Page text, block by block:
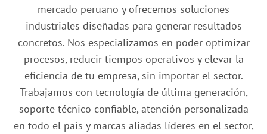
mercado peruano y ofrecemos soluciones
industriales diseñadas para generar resultados
concretos. Nos especializamos en poder optimizar
procesos, reducir tiempos operativos y elevar la
eficiencia de tu empresa, sin importar el sector.
Trabajamos con tecnología de última generación,
soporte técnico confiable, atención personalizada
en todo el país y marcas aliadas líderes en el sector,